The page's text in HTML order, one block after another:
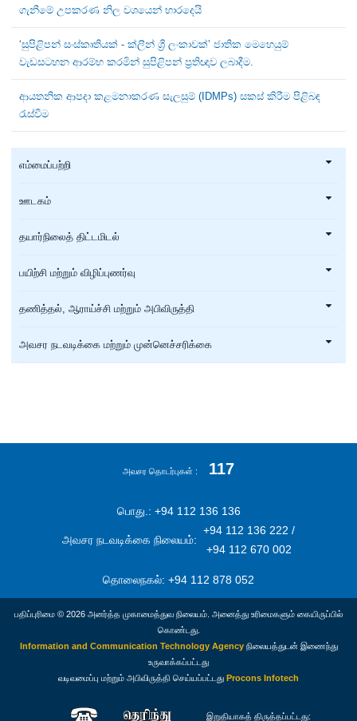
ගැනීමේ උපකරණ නිල වශයෙන් භාරදෙයි
‘සුපිළිපන් සංස්කෘතියක් - ක්ලීන් ශ්‍රී ලංකාවක්’ ජාතික මෙහෙයුම්
වැඩසටහන ආරම්භ කරමින් සුපිළිපන් ප්‍රතිඥාව ලබාදීම.
ආයතනික ආපදා කළමනාකරණ සැලසුම් (IDMPs) සකස් කිරීම පිළිබඳ
රැස්වීම
எம்மைப்பற்றி
ஊடகம்
தயார்நிலைத் திட்டமிடல்
பயிற்சி மற்றும் விழிப்புணர்வு
தணித்தல், ஆராய்ச்சி மற்றும் அபிவிருத்தி
அவசர நடவடிக்கை மற்றும் முன்னெச்சரிக்கை
அவசர தொடர்புகள் 117
பொது.: +94 112 136 136
அவசர நடவடிக்கை நிலையம்:
+94 112 136 222 /
+94 112 670 002
தொலைநகல்: +94 112 878 052
பதிப்புரிமை © 2026 அனர்த்த முகாமைத்துவ நிலையம். அனைத்து உரிமைகளும் கையிருப்பில்
கொண்டது.
Information and Communication Technology Agencyநிலையத்துடன் இணைந்து
உருவாக்கப்பட்டது
வடிவமைப்பு மற்றும் அபிவிருத்தி செய்யப்பட்டது Procons Infotech
இறுதியாகத் திருத்தப்பட்டது: